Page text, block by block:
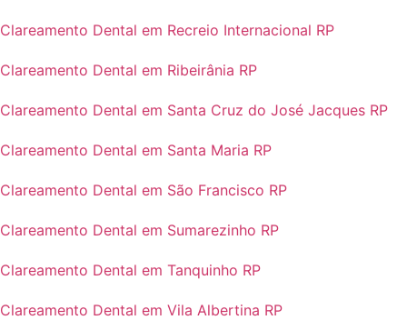
Clareamento Dental em Recreio Internacional RP
Clareamento Dental em Ribeirânia RP
Clareamento Dental em Santa Cruz do José Jacques RP
Clareamento Dental em Santa Maria RP
Clareamento Dental em São Francisco RP
Clareamento Dental em Sumarezinho RP
Clareamento Dental em Tanquinho RP
Clareamento Dental em Vila Albertina RP